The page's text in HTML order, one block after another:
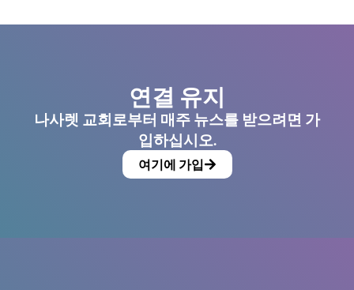
연결 유지
나사렛 교회로부터 매주 뉴스를 받으려면 가
입하십시오.
여기에 가입